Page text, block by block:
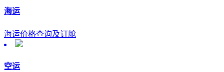
海运
海运价格查询及订舱
空运